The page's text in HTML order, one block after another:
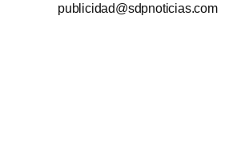
publicidad@sdpnoticias.com